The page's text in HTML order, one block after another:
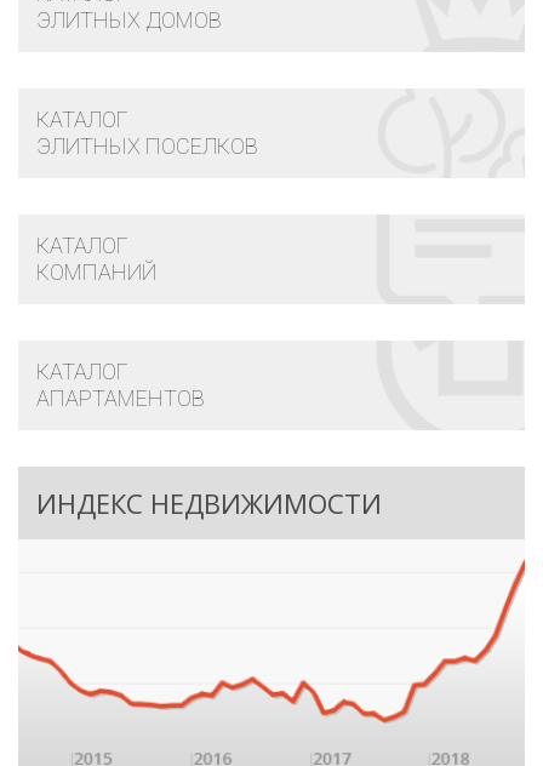
ЭЛИТНЫХ ДОМОВ
КАТАЛОГ
ЭЛИТНЫХ ПОСЕЛКОВ
КАТАЛОГ
КОМПАНИЙ
КАТАЛОГ
АПАРТАМЕНТОВ
ИНДЕКС НЕДВИЖИМОСТИ